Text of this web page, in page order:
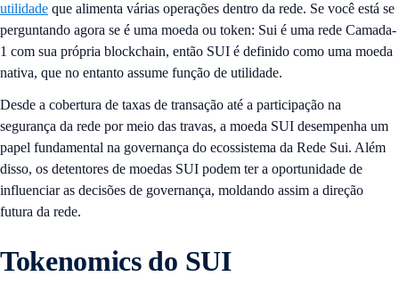
utilidade que alimenta várias operações dentro da rede. Se você está se
perguntando agora se é uma moeda ou token: Sui é uma rede Camada-
1 com sua própria blockchain, então SUI é definido como uma moeda
nativa, que no entanto assume função de utilidade.
Desde a cobertura de taxas de transação até a participação na
segurança da rede por meio das travas, a moeda SUI desempenha um
papel fundamental na governança do ecossistema da Rede Sui. Além
disso, os detentores de moedas SUI podem ter a oportunidade de
influenciar as decisões de governança, moldando assim a direção
futura da rede.
Tokenomics do SUI